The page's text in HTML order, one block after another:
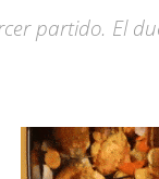
partido. El